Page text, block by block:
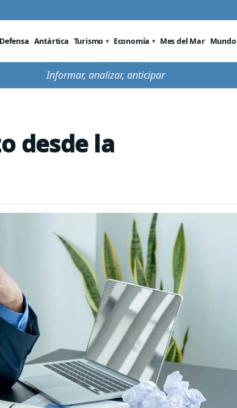
Defensa Antártica Turismo Economía Mes del Mar Mundo
Informar, analizar, anticipar
desde la